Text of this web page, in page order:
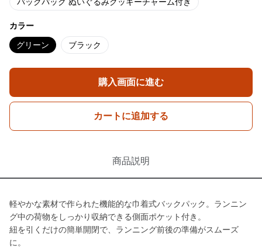
カラー
グリーン ブラック
購入画面に進む
カートに追加する
商品説明
軽やかな素材で作られた機能的な巾着式バックパック。ランニン
グ中の荷物をしっかり収納できる側面ポケット付き。
紐を引くだけの簡単開閉で、ランニング前後の準備がスムーズ
に。